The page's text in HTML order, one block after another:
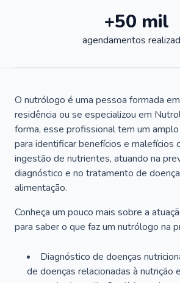
+50 mil
agendamentos
O nutrólogo é uma pessoa formada
residência ou se especializou em
forma, esse profissional tem um
para identificar benefícios e malefícios
ingestão de nutrientes, atuando na
diagnóstico e no tratamento de
alimentação.
Conheça um pouco mais sobre a
para saber o que faz um nutrólogo na
Diagnóstico de doenças
de doenças relacionadas à nutrição